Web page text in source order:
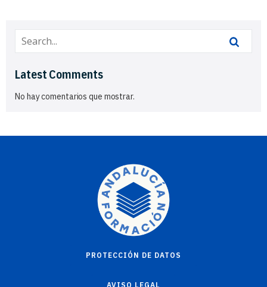
Latest Comments
No hay comentarios que mostrar.
PROTECCIÓN DE DATOS
AVISO LEGAL